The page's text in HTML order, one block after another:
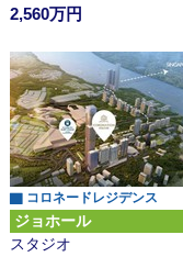
2,560万円
▇ コロネードレジデンス
ジョホール
スタジオ